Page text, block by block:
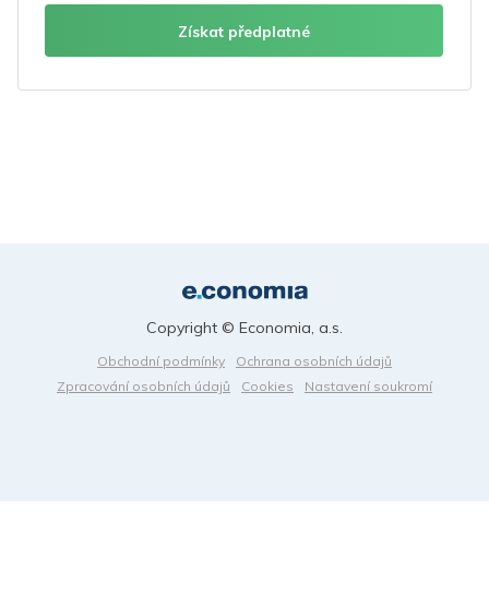
Získat předplatné
Obchodní podmínky
Ochrana osobních údajů
Zpracování osobních údajů
Cookies Nastavení soukromí
Copyright © Economia, a.s.